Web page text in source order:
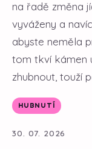
na řadě změna
vyváženy a
abyste neměla
tom tkví kámen
zhubnout, touží
HUBNUTÍ
30. 07. 2026